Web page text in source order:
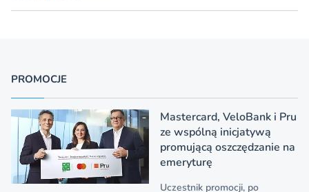
PROMOCJE
Mastercard, VeloBank i Pru
ze wspólną inicjatywą
promującą oszczędzanie na
emeryturę
Uczestnik promocji, po